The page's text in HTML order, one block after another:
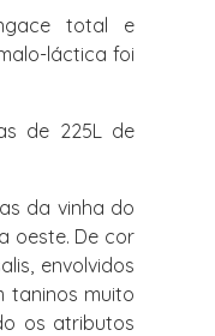
total e
láctica foi
de 225L de
da vinha do
oeste. De cor
envolvidos
taninos muito
os atributos